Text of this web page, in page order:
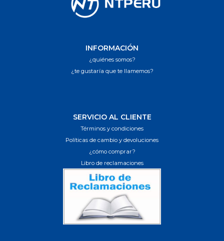
INFORMACIÓN
¿quiénes somos?
¿te gustaría que te llamemos?
SERVICIO AL CLIENTE
Términos y condiciones
Políticas de cambio y devoluciones
¿cómo comprar?
Libro de reclamaciones